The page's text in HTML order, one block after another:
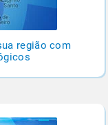
região com